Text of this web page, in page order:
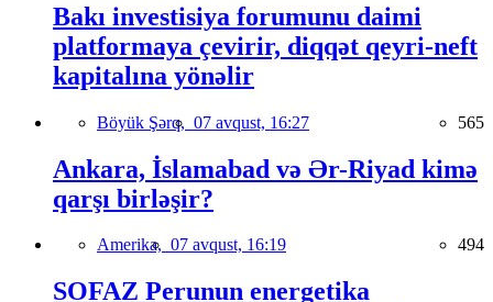
Bakı investisiya forumunu daimi
platformaya çevirir, diqqət qeyri-neft
kapitalına yönəlir
Böyük Şərq, 07 avqust, 16:27 565
Ankara, İslamabad və Ər-Riyad kimə
qarşı birləşir?
Amerika, 07 avqust, 16:19 494
SOFAZ Perunun energetika